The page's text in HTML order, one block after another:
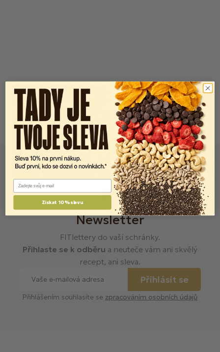
Newsletter
FITlettery do vaší schránky.
Přihlaste se k odběru a neuteče vám ani skvělý
recept, ani sleva.
Přihlásit se
Přihlášením souhlasíte se zpracováním osobních údajů
Email
Získat 10% slevu